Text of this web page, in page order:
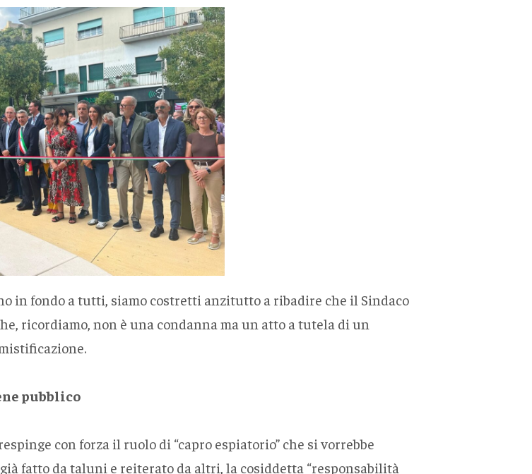
in fondo a tutti, siamo costretti anzitutto a ribadire che il Sindaco
ricordiamo, non è una condanna ma un atto a tutela di un
pubblico
con forza il ruolo di “capro espiatorio” che si vorrebbe
fatto da taluni e reiterato da altri, la cosiddetta “responsabilità